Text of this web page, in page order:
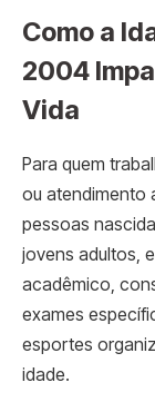
Como a
2004
Vida
Para quem
ou atendimento
pessoas
jovens adultos,
acadêmico,
exames
esportes
idade.